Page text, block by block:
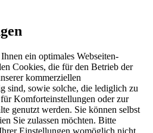
ein optimales Webseiten-
Cookies, die für den Betrieb der
kommerziellen
sind, sowie solche, die lediglich zu
Komforteinstellungen oder zur
genutzt werden. Sie können selbst
Sie zulassen möchten. Bitte
Einstellungen womöglich nicht